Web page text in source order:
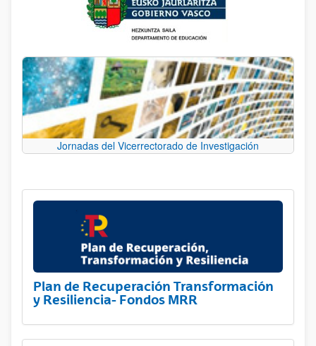
Jornadas del Vicerrectorado de Investigación
Plan de Recuperación Transformación
y Resiliencia- Fondos MRR